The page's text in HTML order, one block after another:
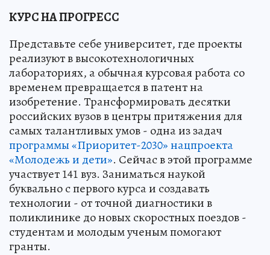
КУРС НА ПРОГРЕСС
Представьте себе университет, где проекты
реализуют в высокотехнологичных
лабораториях, а обычная курсовая работа со
временем превращается в патент на
изобретение. Трансформировать десятки
российских вузов в центры притяжения для
самых талантливых умов - одна из задач
программы «Приоритет-2030»нацпроекта
«Молодежь и дети». Сейчас в этой программе
участвует 141 вуз. Заниматься наукой
буквально с первого курса и создавать
технологии - от точной диагностики в
поликлинике до новых скоростных поездов -
студентам и молодым ученым помогают
гранты.